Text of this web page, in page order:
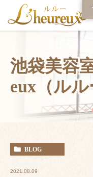
池袋美容
eux（ル
BLOG
2021.08.09